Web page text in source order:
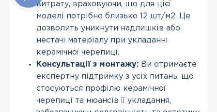
витрату, враховуючи, що для цієї
моделі потрібно близько 12 шт/м2. Це
дозволить уникнути надлишків або
нестачі матеріалу при укладанні
керамічної черепиці.
Консультації з монтажу: Ви отримаєте
експертну підтримку з усіх питань, що
стосуються профілю керамічної
черепиці та нюансів її укладання,